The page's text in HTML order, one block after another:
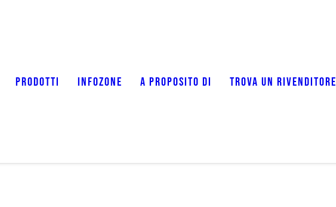
PRODOTTI INFOZONE A PROPOSITO DI TROVA UN RIVENDITORE